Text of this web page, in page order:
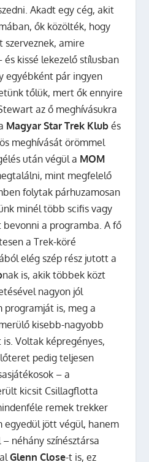
Akadt egy cég, akit
ők közölték, hogy
szerveznek, amire
kissé lekezelő stílusban
egyébként pár ingyen
tőlük, mert ők ennyire
az ő meghívásukra
Magyar Star Trek Klub és
meghívását örömmel
után végül a MOM
mint megfelelő
folytak párhuzamosan
minél több scifis vagy
bevonni a programba. A fő
a Trek-köré
elég szép rész jutott a
nak is, akik többek közt
nagyon jól
is, meg a
kisebb-nagyobb
Voltak képregényes,
pedig teljesen
– a
kicsit Csillagflotta
remek trekker
egyedül jött végül, hanem
néhány színésztársa
Glenn Close-t is, ez